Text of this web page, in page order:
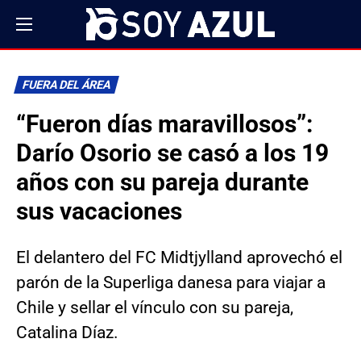
FUERA DEL ÁREA
“Fueron días maravillosos”:
Darío Osorio se casó a los 19
años con su pareja durante
sus vacaciones
El delantero del FC Midtjylland aprovechó el
parón de la Superliga danesa para viajar a
Chile y sellar el vínculo con su pareja,
Catalina Díaz.